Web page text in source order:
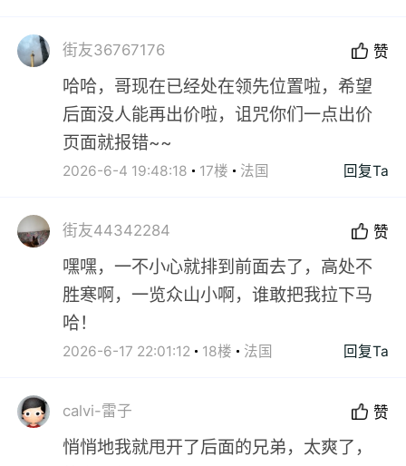
街友36767176 赞
哈哈，哥现在已经处在领先位置啦，希望
后面没人能再出价啦，诅咒你们一点出价
页面就报错~~
2026-6-4 19:48:18 17楼 法国 回复Ta
街友44342284 赞
嘿嘿，一不小心就排到前面去了，高处不
胜寒啊，一览众山小啊，谁敢把我拉下马
哈！
2026-6-17 22:01:12 18楼 法国 回复Ta
calvi-雷子 赞
悄悄地我就甩开了后面的兄弟，太爽了，